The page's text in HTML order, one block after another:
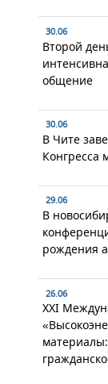
30.06
Второй
общение
30.06
В Чите
Конгресса
29.06
В
рождения
26.06
XXI